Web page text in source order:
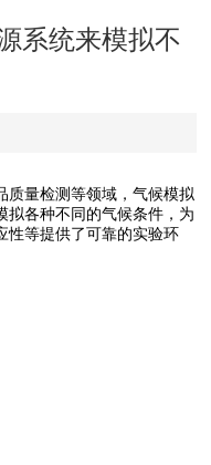
系统来模拟不
量检测等领域，气候模拟
拟各种不同的气候条件，为
性等提供了可靠的实验环